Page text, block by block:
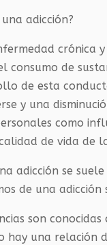
adicción?
consumo de
de esta
y una
como
de vida de
adicción se
de una adicción
son
hay una relación